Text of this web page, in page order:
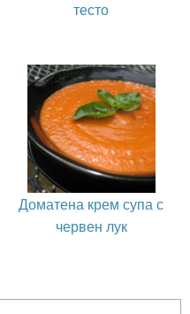
тесто
Доматена крем супа с
червен лук